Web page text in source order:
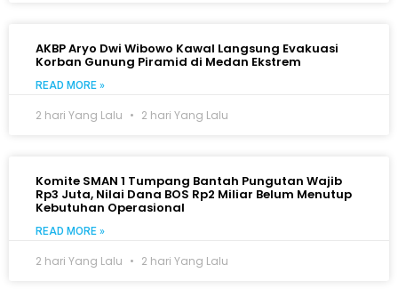
AKBP Aryo Dwi Wibowo Kawal Langsung Evakuasi
Korban Gunung Piramid di Medan Ekstrem
READ MORE »
2 hari Yang Lalu 2 hari Yang Lalu
Komite SMAN 1 Tumpang Bantah Pungutan Wajib
Rp3 Juta, Nilai Dana BOS Rp2 Miliar Belum Menutup
Kebutuhan Operasional
READ MORE »
2 hari Yang Lalu 2 hari Yang Lalu